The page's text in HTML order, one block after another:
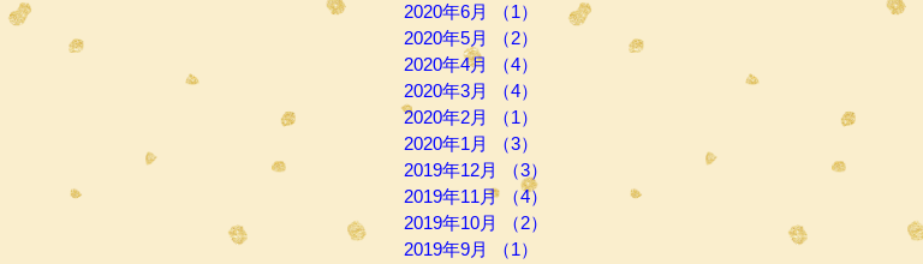
2020年6月
（1）
1件の記事
2020年5月
（2）
2020年4月
（4）
2020年3月
（4）
2020年2月
（1）
2020年1月
（3）
2019年12月
（3）
2019年11月
（4）
2019年10月
（2）
2019年9月
（1）